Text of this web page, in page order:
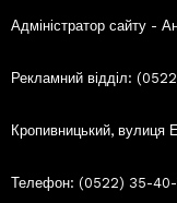
Адміністратор сайту -
Рекламний відділ:
Кропивницький, вулиця
Телефон: (0522) 35-